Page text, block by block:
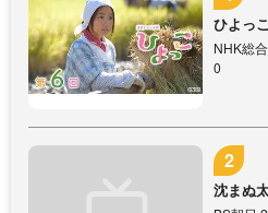
ひよっこ
NHK総
0
沈まぬ